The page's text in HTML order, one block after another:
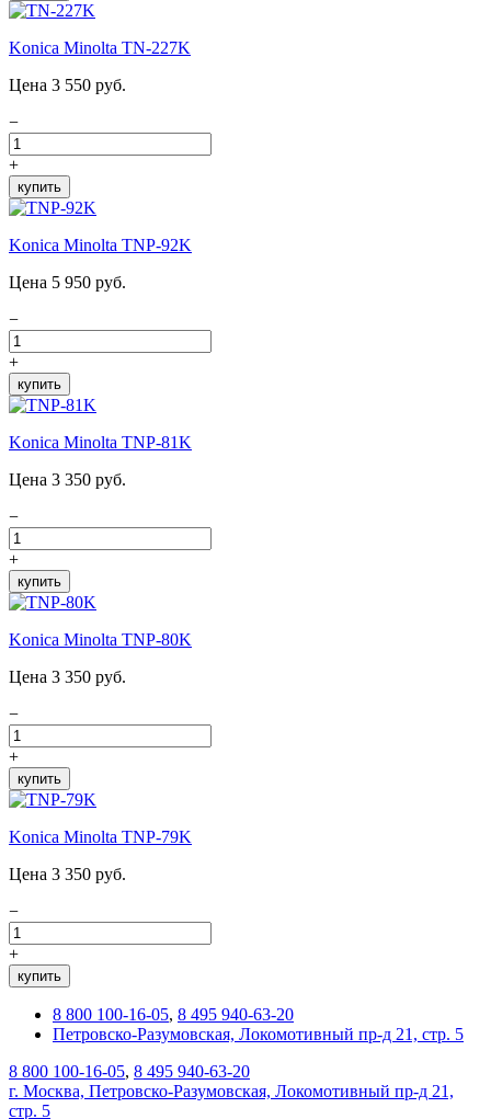
Konica Minolta TN-227K
Цена 3 550 руб.
−
+
купить
Konica Minolta TNP-92K
Цена 5 950 руб.
−
+
купить
Konica Minolta TNP-81K
Цена 3 350 руб.
−
+
купить
Konica Minolta TNP-80K
Цена 3 350 руб.
−
+
купить
Konica Minolta TNP-79K
Цена 3 350 руб.
−
+
купить
8 800 100-16-05, 8 495 940-63-20
Петровско-Разумовская, Локомотивный пр-д 21, стр. 5
8 800 100-16-05, 8 495 940-63-20
г. Москва, Петровско-Разумовская, Локомотивный пр-д 21,
стр. 5